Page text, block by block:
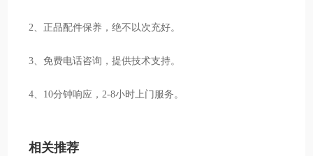
2、正品配件保养，绝不以次充好。
3、免费电话咨询，提供技术支持。
4、10分钟响应，2-8小时上门服务。
相关推荐